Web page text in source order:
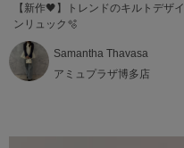
【新作🖤】トレンドのキルトデザイ
ンリュック🫧
Samantha Thavasa
アミュプラザ博多店